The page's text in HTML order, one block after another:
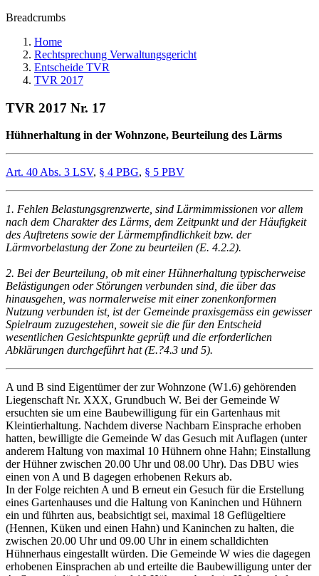
Breadcrumbs
Home
Rechtsprechung Verwaltungsgericht
Entscheide TVR
TVR 2017
TVR 2017 Nr. 17
Hühnerhaltung in der Wohnzone, Beurteilung des Lärms
Art. 40 Abs. 3 LSV, § 4 PBG, § 5 PBV
1. Fehlen Belastungsgrenzwerte, sind Lärmimmissionen vor allem
nach dem Charakter des Lärms, dem Zeitpunkt und der Häufigkeit
des Auftretens sowie der Lärmempfindlichkeit bzw. der
Lärmvorbelastung der Zone zu beurteilen (E. 4.2.2).
2. Bei der Beurteilung, ob mit einer Hühnerhaltung typischerweise
Belästigungen oder Störungen verbunden sind, die über das
hinausgehen, was normalerweise mit einer zonenkonformen
Nutzung verbunden ist, ist der Gemeinde praxisgemäss ein gewisser
Spielraum zuzugestehen, soweit sie die für den Entscheid
wesentlichen Gesichtspunkte geprüft und die erforderlichen
Abklärungen durchgeführt hat (E.?4.3 und 5).
A und B sind Eigentümer der zur Wohnzone (W1.6) gehörenden
Liegenschaft Nr. XXX, Grundbuch W. Bei der Gemeinde W
ersuchten sie um eine Baubewilligung für ein Gartenhaus mit
Kleintierhaltung. Nachdem diverse Nachbarn Einsprache erhoben
hatten, bewilligte die Gemeinde W das Gesuch mit Auflagen (unter
anderem Haltung von maximal 10 Hühnern ohne Hahn; Einstallung
der Hühner zwischen 20.00 Uhr und 08.00 Uhr). Das DBU wies
einen von A und B dagegen erhobenen Rekurs ab.
In der Folge reichten A und B erneut ein Gesuch für die Erstellung
eines Gartenhauses und die Haltung von Kaninchen und Hühnern
ein und führten aus, beabsichtigt sei, maximal 18 Geflügeltiere
(Hennen, Küken und einen Hahn) und Kaninchen zu halten, die
zwischen 20.00 Uhr und 09.00 Uhr in einem schalldichten
Hühnerhaus eingestallt würden. Die Gemeinde W wies die dagegen
erhobenen Einsprachen ab und erteilte die Baubewilligung unter der